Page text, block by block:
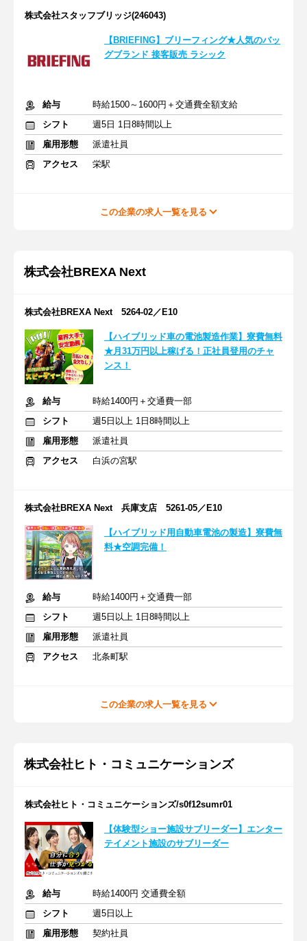
株式会社スタッフブリッジ(246043)
【BRIEFING】ブリーフィング★人気のバッ
グブランド 接客販売 ラシック
給与
時給1500～1600円＋交通費全額支給
シフト
週5日 1日8時間以上
雇用形態
派遣社員
アクセス
栄駅
この企業の求人一覧を見る
株式会社BREXA Next
株式会社BREXA Next 5264-02／E10
【ハイブリッド車の電池製造作業】寮費無料
★月31万円以上稼げる！正社員登用のチャ
ンス！
給与
時給1400円＋交通費一部
シフト
週5日以上 1日8時間以上
雇用形態
派遣社員
アクセス
白浜の宮駅
株式会社BREXA Next 兵庫支店 5261-05／E10
【ハイブリッド用自動車電池の製造】寮費無
料★空調完備！
給与
時給1400円＋交通費一部
シフト
週5日以上 1日8時間以上
雇用形態
派遣社員
アクセス
北条町駅
この企業の求人一覧を見る
株式会社ヒト・コミュニケーションズ
株式会社ヒト・コミュニケーションズ/s0f12sumr01
【体験型ショー施設サブリーダー】エンター
テイメント施設のサブリーダー
給与
時給1400円 交通費全額
シフト
週5日以上
雇用形態
契約社員